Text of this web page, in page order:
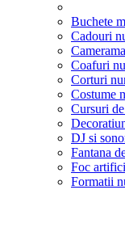
Buchete
Cadouri
Coafuri
Corturi
Costume
Cursuri
DJ si
Fantana
Foc
Formatii